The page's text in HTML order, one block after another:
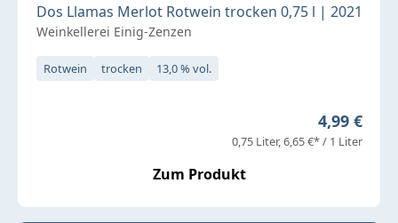
Dos Llamas Merlot Rotwein trocken 0,75 l | 2021
Weinkellerei Einig-Zenzen
Rotwein trocken 13,0 % vol.
Regulärer
4,99 €
0,75 Liter 6,65 €* / 1 Liter
Zum Produkt